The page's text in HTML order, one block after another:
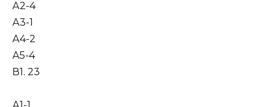
А2-4
А3-1
А4-2
А5-4
В1. 23